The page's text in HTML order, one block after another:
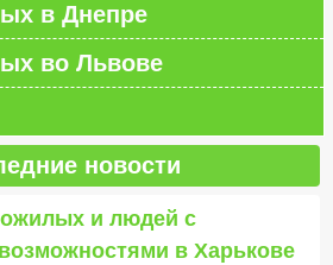
в Днепре
во Львове
новости
и людей с
в Харькове